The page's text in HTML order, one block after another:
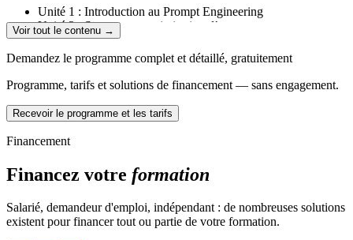
Unité 1 : Introduction au Prompt Engineering
Unité 2 : Structure et optimisation d’un prompt
Unité 3 : Application aux contenus rédactionnels et visuels
Unité 4 : Amélioration continue et appropriation
Unité 5 : Sensibilisation à la sécurité et à la confidentialité
MODULE 3 : Accessibilité et optimisation des contenus IA
Unité 1 : Introduction à la conception inclusive
Unité 2 : Adaptation des contenus générés par IA
Unité 4 : Enrichissement du contexte dans l’échange
conversationnel
MODULE 4 : Conformité éthique et réglementaire des
Voir tout le contenu →
Demandez le programme complet et détaillé, gratuitement
Programme, tarifs et solutions de financement — sans engagement.
Recevoir le programme et les tarifs
Financement
Financez votre formation
Salarié, demandeur d'emploi, indépendant : de nombreuses solutions
existent pour financer tout ou partie de votre formation.